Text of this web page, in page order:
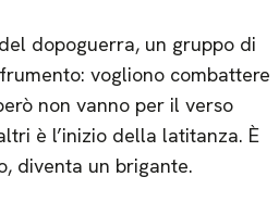
dopoguerra, un gruppo di
vogliono combattere
non vanno per il verso
è l’inizio della latitanza. È
diventa un brigante.